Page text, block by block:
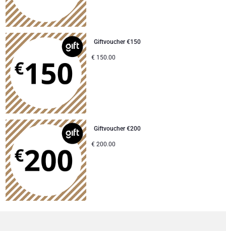
Giftvoucher €150
€ 150.00
Giftvoucher €200
€ 200.00